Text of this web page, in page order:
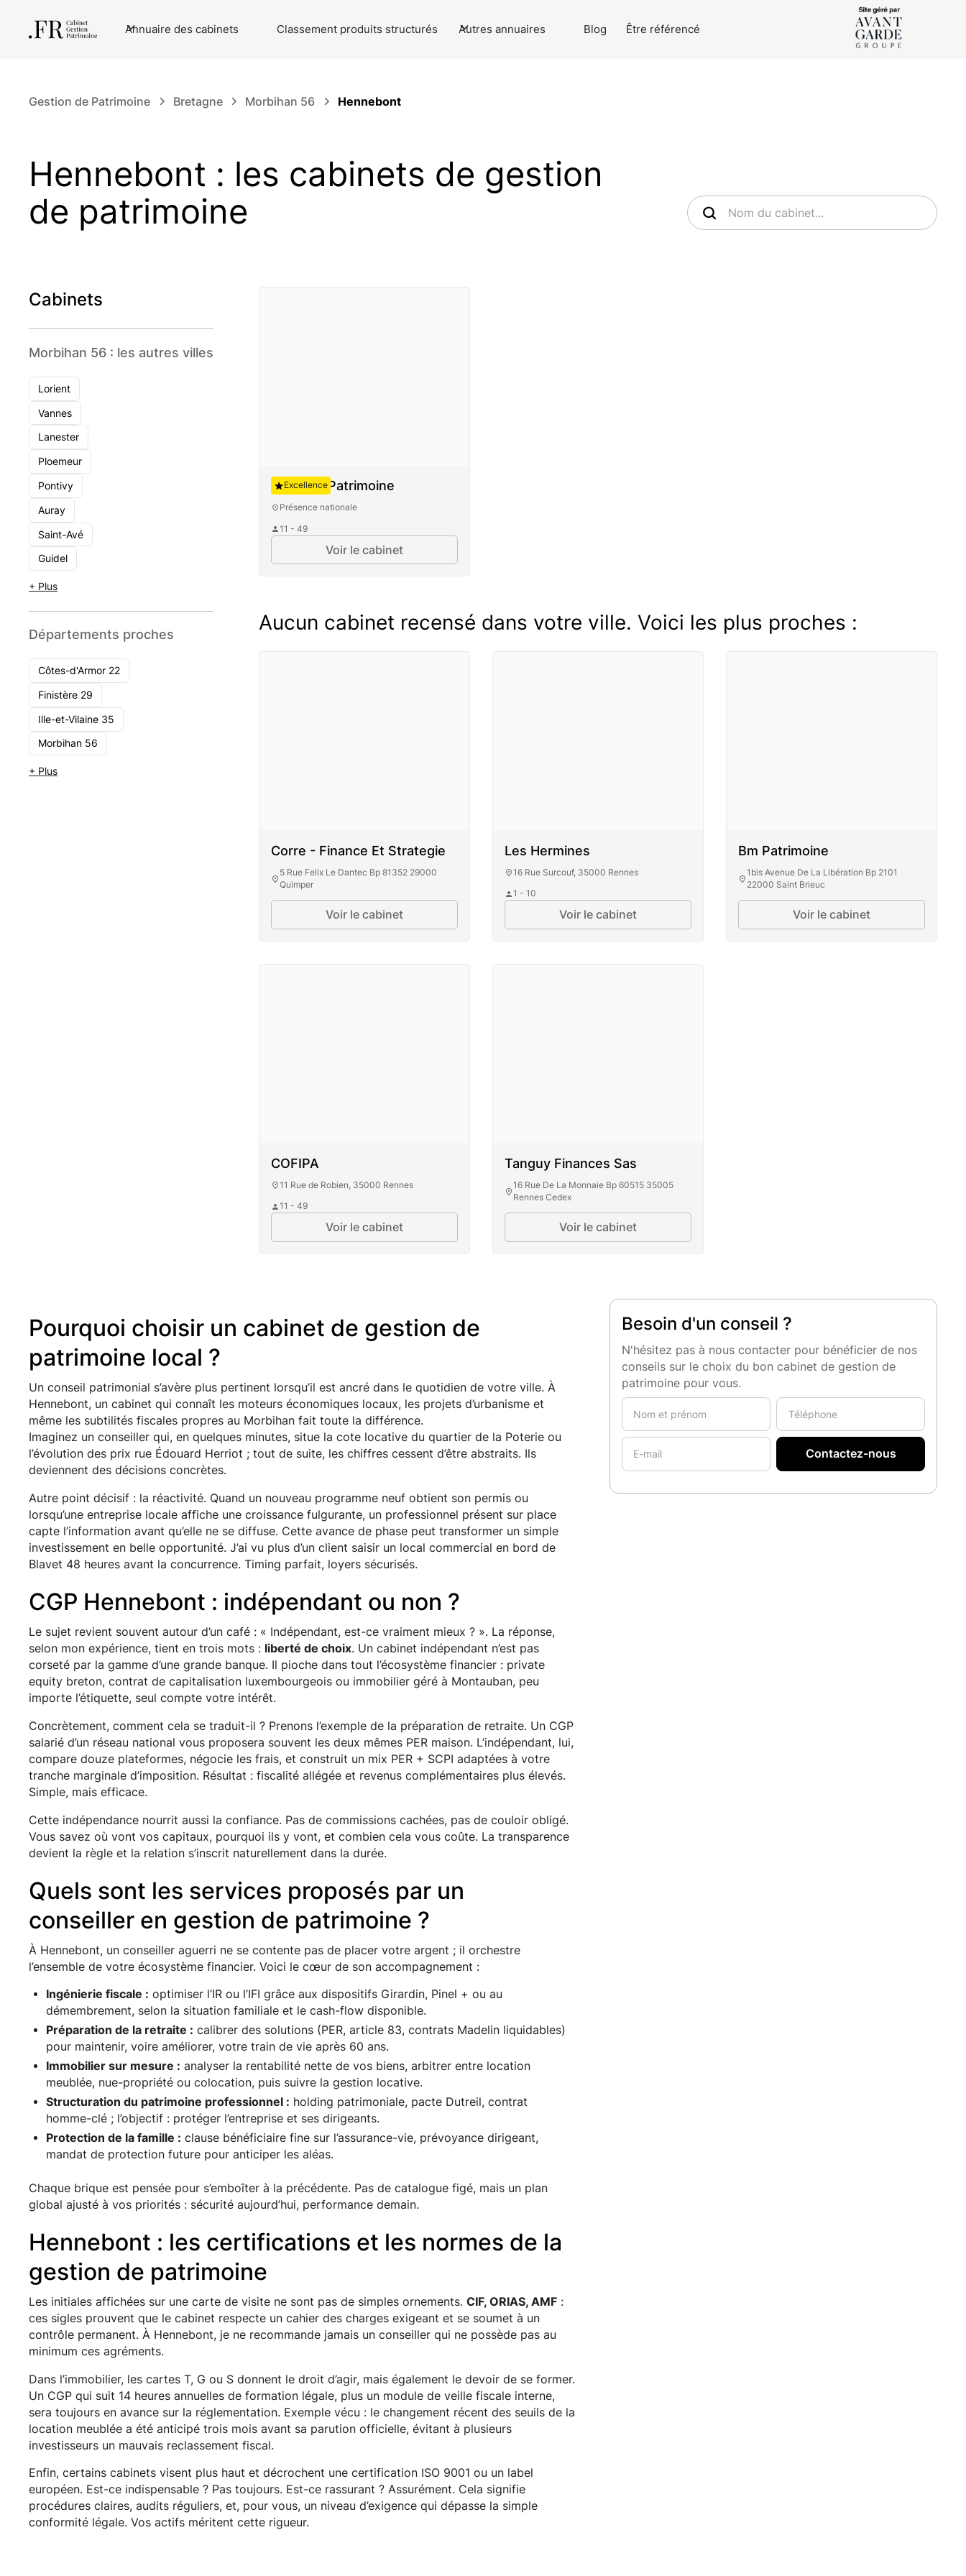
Annuaire des cabinets Classement produits structurés Autres annuaires Blog Être référencé
Gestion de Patrimoine Bretagne Morbihan 56 Hennebont
Hennebont : les cabinets de gestion
de patrimoine
Cabinets
Morbihan 56 : les autres villes
Lorient
Vannes
Lanester
Ploemeur
Pontivy
Auray
Saint-Avé
Guidel
+ Plus
Départements proches
Côtes-d'Armor 22
Finistère 29
Ille-et-Vilaine 35
Morbihan 56
+ Plus
Auguste Patrimoine
Présence nationale
11 - 49
Excellence
Voir le cabinet
Aucun cabinet recensé dans votre ville. Voici les plus proches :
Corre - Finance Et Strategie
5 Rue Felix Le Dantec Bp 81352 29000
Quimper
Voir le cabinet
Les Hermines
16 Rue Surcouf, 35000 Rennes
1 - 10
Voir le cabinet Bm Patrimoine
Bm Patrimoine
1bis Avenue De La Libération Bp 2101
22000 Saint Brieuc
Voir le cabinet
COFIPA
11 Rue de Robien, 35000 Rennes
11 - 49
Voir le cabinet
Tanguy Finances Sas
16 Rue De La Monnaie Bp 60515 35005
Rennes Cedex
Voir le cabinet
Pourquoi choisir un cabinet de gestion de
patrimoine local ?
Un conseil patrimonial s’avère plus pertinent lorsqu’il est ancré dans le quotidien de votre ville. À
Hennebont, un cabinet qui connaît les moteurs économiques locaux, les projets d’urbanisme et
même les subtilités fiscales propres au Morbihan fait toute la différence.
Imaginez un conseiller qui, en quelques minutes, situe la cote locative du quartier de la Poterie ou
l’évolution des prix rue Édouard Herriot ; tout de suite, les chiffres cessent d’être abstraits. Ils
deviennent des décisions concrètes.
Autre point décisif : la réactivité. Quand un nouveau programme neuf obtient son permis ou
lorsqu’une entreprise locale affiche une croissance fulgurante, un professionnel présent sur place
capte l’information avant qu’elle ne se diffuse. Cette avance de phase peut transformer un simple
investissement en belle opportunité. J’ai vu plus d’un client saisir un local commercial en bord de
Blavet 48 heures avant la concurrence. Timing parfait, loyers sécurisés.
CGP Hennebont : indépendant ou non ?
Le sujet revient souvent autour d’un café : « Indépendant, est-ce vraiment mieux ? ». La réponse,
selon mon expérience, tient en trois mots : liberté de choix. Un cabinet indépendant n’est pas
corseté par la gamme d’une grande banque. Il pioche dans tout l’écosystème financier : private
equity breton, contrat de capitalisation luxembourgeois ou immobilier géré à Montauban, peu
importe l’étiquette, seul compte votre intérêt.
Concrètement, comment cela se traduit-il ? Prenons l’exemple de la préparation de retraite. Un CGP
salarié d’un réseau national vous proposera souvent les deux mêmes PER maison. L’indépendant, lui,
compare douze plateformes, négocie les frais, et construit un mix PER + SCPI adaptées à votre
tranche marginale d’imposition. Résultat : fiscalité allégée et revenus complémentaires plus élevés.
Simple, mais efficace.
Cette indépendance nourrit aussi la confiance. Pas de commissions cachées, pas de couloir obligé.
Vous savez où vont vos capitaux, pourquoi ils y vont, et combien cela vous coûte. La transparence
devient la règle et la relation s’inscrit naturellement dans la durée.
Quels sont les services proposés par un
conseiller en gestion de patrimoine ?
À Hennebont, un conseiller aguerri ne se contente pas de placer votre argent ; il orchestre
l’ensemble de votre écosystème financier. Voici le cœur de son accompagnement :
Ingénierie fiscale : optimiser l’IR ou l’IFI grâce aux dispositifs Girardin, Pinel + ou au
démembrement, selon la situation familiale et le cash-flow disponible.
Préparation de la retraite : calibrer des solutions (PER, article 83, contrats Madelin liquidables)
pour maintenir, voire améliorer, votre train de vie après 60 ans.
Immobilier sur mesure : analyser la rentabilité nette de vos biens, arbitrer entre location
meublée, nue-propriété ou colocation, puis suivre la gestion locative.
Structuration du patrimoine professionnel : holding patrimoniale, pacte Dutreil, contrat
homme-clé ; l’objectif : protéger l’entreprise et ses dirigeants.
Protection de la famille : clause bénéficiaire fine sur l’assurance-vie, prévoyance dirigeant,
mandat de protection future pour anticiper les aléas.
Chaque brique est pensée pour s’emboîter à la précédente. Pas de catalogue figé, mais un plan
global ajusté à vos priorités : sécurité aujourd’hui, performance demain.
Hennebont : les certifications et les normes de la
gestion de patrimoine
Les initiales affichées sur une carte de visite ne sont pas de simples ornements. CIF, ORIAS, AMF:
ces sigles prouvent que le cabinet respecte un cahier des charges exigeant et se soumet à un
contrôle permanent. À Hennebont, je ne recommande jamais un conseiller qui ne possède pas au
minimum ces agréments.
Dans l’immobilier, les cartes T, G ou S donnent le droit d’agir, mais également le devoir de se former.
Un CGP qui suit 14 heures annuelles de formation légale, plus un module de veille fiscale interne,
sera toujours en avance sur la réglementation. Exemple vécu : le changement récent des seuils de la
location meublée a été anticipé trois mois avant sa parution officielle, évitant à plusieurs
investisseurs un mauvais reclassement fiscal.
Enfin, certains cabinets visent plus haut et décrochent une certification ISO 9001 ou un label
européen. Est-ce indispensable ? Pas toujours. Est-ce rassurant ? Assurément. Cela signifie
procédures claires, audits réguliers, et, pour vous, un niveau d’exigence qui dépasse la simple
conformité légale. Vos actifs méritent cette rigueur.
Besoin d'un conseil ?
N'hésitez pas à nous contacter pour bénéficier de nos
conseils sur le choix du bon cabinet de gestion de
patrimoine pour vous.